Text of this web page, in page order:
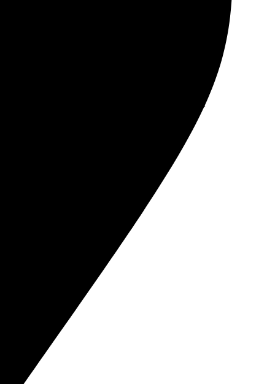
меня порадовал. Рекомендую друзьям и
Рекомендую!